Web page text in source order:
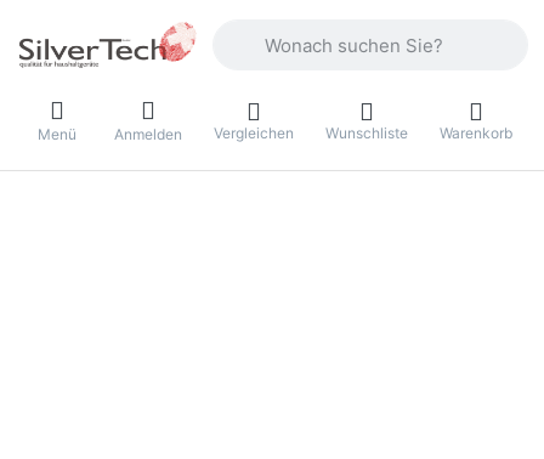
Menü Anmelden Vergleichen Wunschliste Warenkorb